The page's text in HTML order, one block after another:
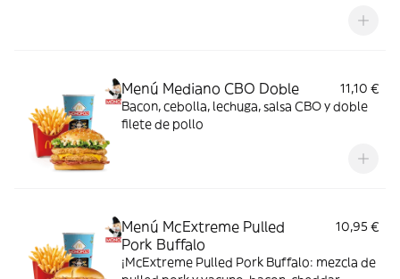
Menú Mediano CBO Doble
11,10 €
Bacon, cebolla, lechuga, salsa CBO y doble
filete de pollo
Menú McExtreme Pulled
Pork Buffalo
10,95 €
¡McExtreme Pulled Pork Buffalo: mezcla de